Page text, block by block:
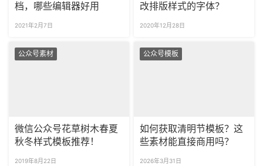
档，哪些编辑器好用
2021年2月7日
改排版样式的字体？
2020年12月28日
公众号素材
微信公众号花草树木春夏
秋冬样式模板推荐！
2019年8月22日
公众号模板
如何获取清明节模板？这
些素材能直接商用吗？
2026年3月31日